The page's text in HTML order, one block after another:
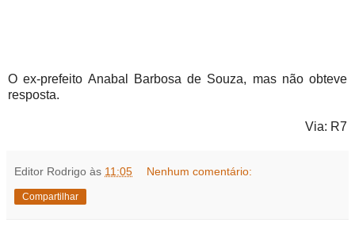
O ex-prefeito Anabal Barbosa de Souza, mas não obteve
resposta.
Via: R7
Editor Rodrigo às 11:05 Nenhum comentário:
Compartilhar